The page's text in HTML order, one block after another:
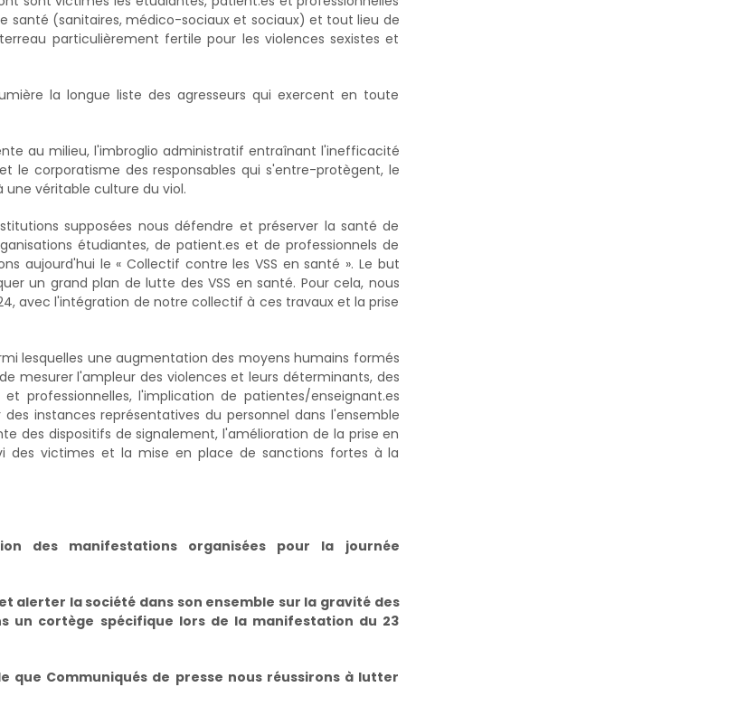
santé (sanitaires, médico-sociaux et sociaux) et tout lieu de
particulièrement fertile pour les violences sexistes et
la longue liste des agresseurs qui exercent en toute
au milieu, l'imbroglio administratif entraînant l'inefficacité
le corporatisme des responsables qui s'entre-protègent, le
une véritable culture du viol.
supposées nous défendre et préserver la santé de
étudiantes, de patient.es et de professionnels de
aujourd'hui le « Collectif contre les VSS en santé ». Le but
un grand plan de lutte des VSS en santé. Pour cela, nous
avec l'intégration de notre collectif à ces travaux et la prise
lesquelles une augmentation des moyens humains formés
mesurer l'ampleur des violences et leurs déterminants, des
professionnelles, l'implication de patientes/enseignant.es
instances représentatives du personnel dans l'ensemble
des dispositifs de signalement, l'amélioration de la prise en
des victimes et la mise en place de sanctions fortes à la
des manifestations organisées pour la journée
la société dans son ensemble sur la gravité des
un cortège spécifique lors de la manifestation du 23
que Communiqués de presse nous réussirons à lutter